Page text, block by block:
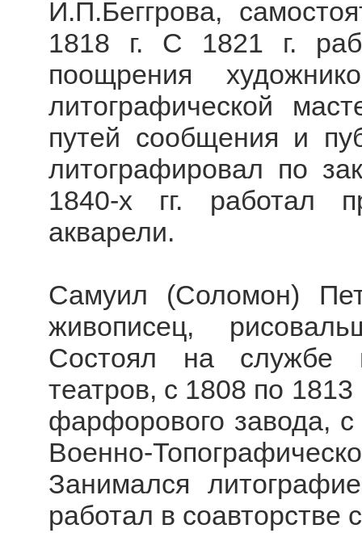
И.П.Беггрова,
1818 г. С 1821 г.
поощрения
литографической
путей сообщения и
литографировал по
1840-х гг. работал
акварели.
Самуил (Соломон)
живописец,
Состоял на службе
театров, с 1808 по 1813
фарфорового завода,
Военно-
Занимался
работал в соавторстве